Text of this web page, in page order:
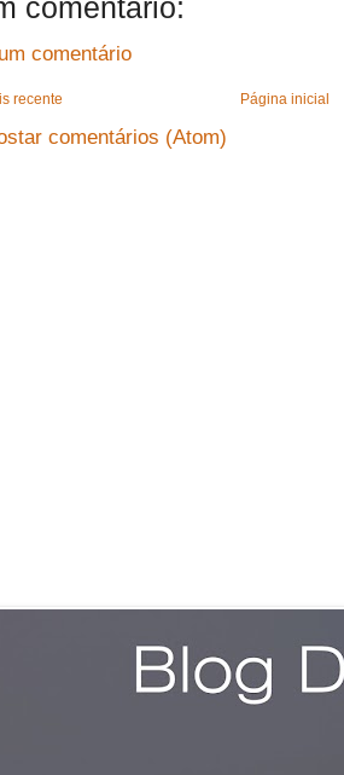
comentário:
comentário
recente Página inicial
comentários (Atom)